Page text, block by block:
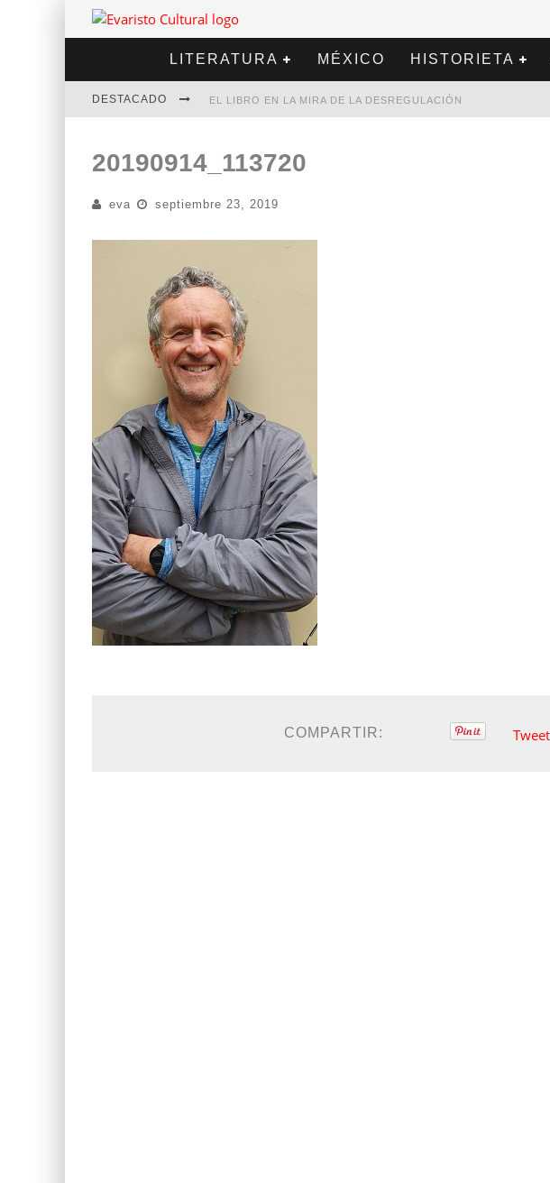
LITERATURA MÉXICO HISTORIETA
DESTACADO EL LIBRO EN LA MIRA DE LA DESREGULACIÓN
DIEGO MERET | HOTEL ACAPULCO
ALEJANDRA CORREA | LA NIEVE
20190914_113720
eva septiembre 23, 2019
COMPARTIR: Tweet